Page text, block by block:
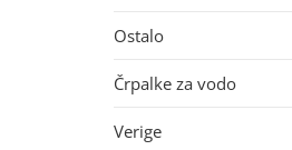
Ostalo
Črpalke za vodo
Verige